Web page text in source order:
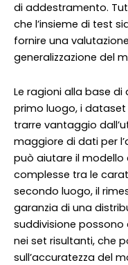
di addestramento.
che l’insieme di test
fornire una
generalizzazione del
Le ragioni alla base
primo luogo, i
trarre vantaggio
maggiore di dati per
può aiutare il modello
complesse tra le
secondo luogo, il
garanzia di una
suddivisione possono
nei set risultanti, che
sull’accuratezza del